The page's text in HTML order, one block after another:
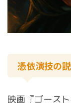
憑依演技の
映画『ゴース